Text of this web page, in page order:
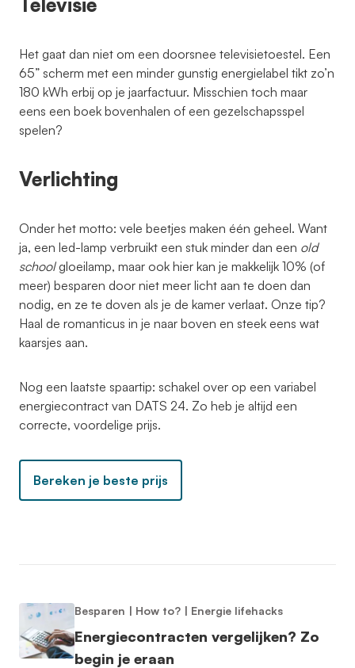
Televisie
Het gaat dan niet om een doorsnee televisietoestel. Een
65” scherm met een minder gunstig energielabel tikt zo’n
180 kWh erbij op je jaarfactuur. Misschien toch maar
eens een boek bovenhalen of een gezelschapsspel
spelen?
Verlichting
Onder het motto: vele beetjes maken één geheel. Want
ja, een led-lamp verbruikt een stuk minder dan een old
schoolgloeilamp, maar ook hier kan je makkelijk 10% (of
meer) besparen door niet meer licht aan te doen dan
nodig, en ze te doven als je de kamer verlaat. Onze tip?
Haal de romanticus in je naar boven en steek eens wat
kaarsjes aan.
Nog een laatste spaartip: schakel over op een variabel
energiecontract van DATS 24. Zo heb je altijd een
correcte, voordelige prijs.
Bereken je beste prijs
Besparen | How to? | Energie lifehacks
Energiecontracten vergelijken? Zo
begin je eraan